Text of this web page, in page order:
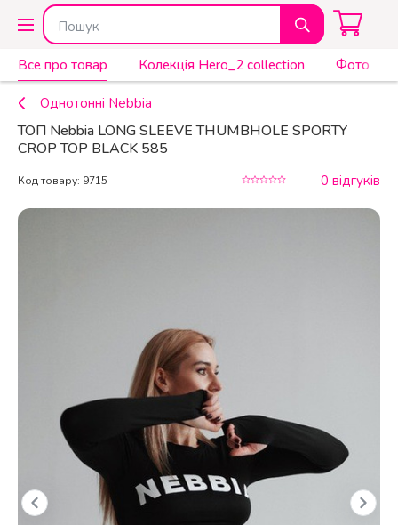
Все про товар Колекція Hero_2 collection Фото
Однотонні Nebbia
ТОП Nebbia LONG SLEEVE THUMBHOLE SPORTY
CROP TOP BLACK 585
0 відгуків
Код товару: 9715
КУПИТИ 2 350 ₴